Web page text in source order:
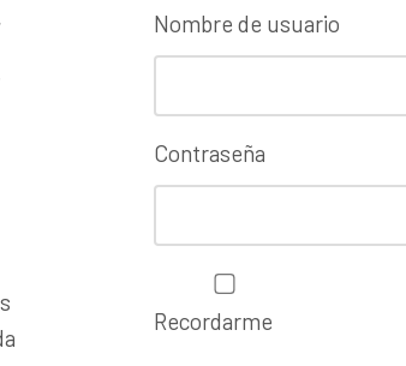
Nombre de usuario
Contraseña
Recordarme